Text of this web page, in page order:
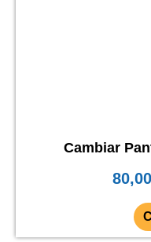
Cambiar
80,00